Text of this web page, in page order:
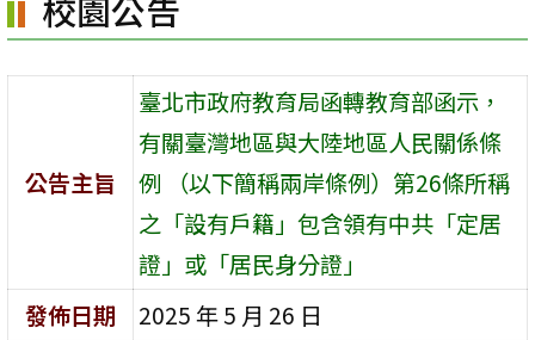
公告主旨
臺北市政府教育局函轉教育部函示，
有關臺灣地區與大陸地區人民關係條
例 （以下簡稱兩岸條例）第26條所稱
之「設有戶籍」包含領有中共「定居
證」或「居民身分證」
發佈日期
2025 年 5 月 26 日